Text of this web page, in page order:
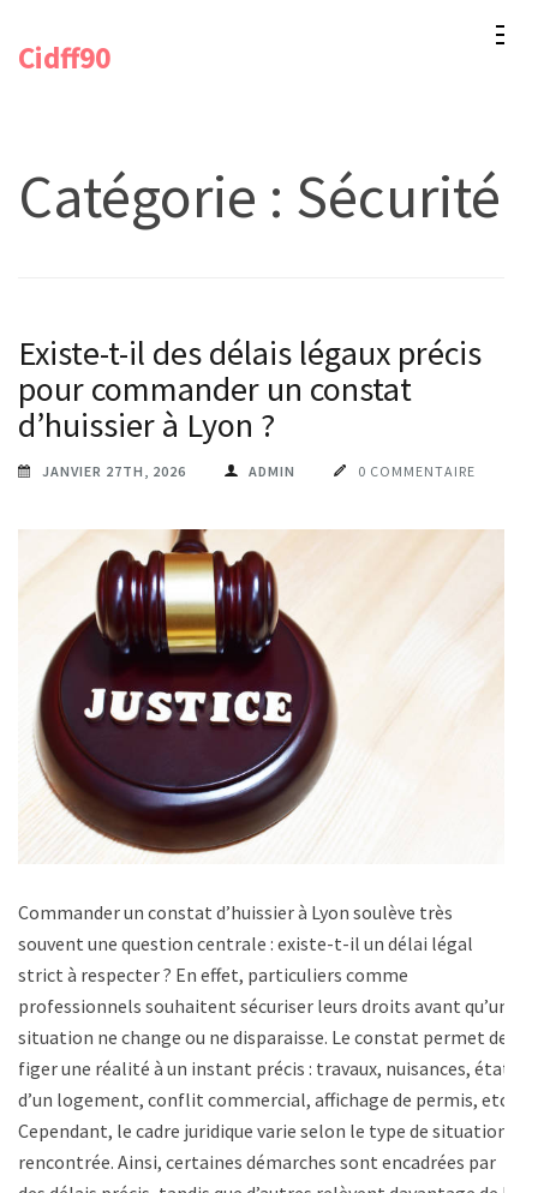
Cidff90
Catégorie : Sécurité
Existe-t-il des délais légaux précis
pour commander un constat
d’huissier à Lyon ?
JANVIER 27TH, 2026 ADMIN 0 COMMENTAIRE
Commander un constat d’huissier à Lyon soulève très
souvent une question centrale : existe-t-il un délai légal
strict à respecter ? En effet, particuliers comme
professionnels souhaitent sécuriser leurs droits avant qu’une
situation ne change ou ne disparaisse. Le constat permet de
figer une réalité à un instant précis : travaux, nuisances, état
d’un logement, conflit commercial, affichage de permis, etc.
Cependant, le cadre juridique varie selon le type de situation
rencontrée. Ainsi, certaines démarches sont encadrées par